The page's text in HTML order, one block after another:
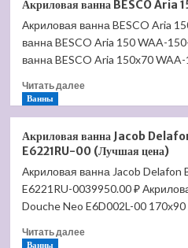
душ
Hansgrohe
PuraVida
27437400
цена)
Акриловая ванна BESCO Aria
Акриловая ванна BESCO Aria
ванна BESCO Aria 150 WAA-
ванна BESCO Aria 150x70 WAA-
Читать далееПрочитать
ванна
BESCO
Aria
150
(Лучшая
Ванны
Акриловая ванна Jacob
E6221RU-00 (Лучшая цена)
Акриловая ванна Jacob Delafon
E6221RU-0039950.00 ₽
Douche Neo E6D002L-00
Читать далееПрочитать
Ванны